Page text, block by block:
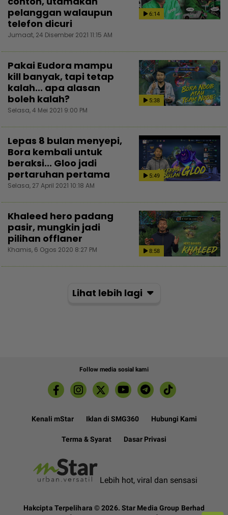
6:14
pelanggan walaupun
telefon dicuri
Jumaat, 24 Disember 2021 11:15 AM
5:38
Pakai Eudora mampu
kill banyak, tapi tetap
kalah... apa alasan
boleh kalah?
Selasa, 4 Mei 2021 9:00 PM
5:49
Lepas 8 bulan menyepi,
Bora kembali untuk
beraksi... Gloo jadi
pertaruhan pertama
Selasa, 27 April 2021 10:18 AM
8:58
Khaleed hero padang
pasir, mungkin jadi
pilihan offlaner
Khamis, 6 Ogos 2020 8:27 PM
Lihat lebih lagi
Follow media sosial kami
Kenali mStar Iklan di SMG360 Hubungi Kami
Terma & Syarat Dasar Privasi
Lebih hot, viral dan sensasi
Hakcipta Terpelihara ©2026. Star Media Group Berhad